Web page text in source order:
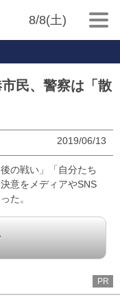
8/8(土)
民、警察は「散
2019/06/13
の戦い」「自分たち
意をメディアやSNS
た。
PR